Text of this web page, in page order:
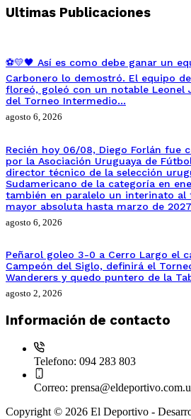
Ultimas Publicaciones
⚽💛🖤 Así es como debe ganar un
Carbonero lo demostró. El equipo
floreó, goleó con un notable Leonel
del Torneo Intermedio…
agosto 6, 2026
Recién hoy 06/08, Diego Forlán fue
por la Asociación Uruguaya de
director técnico de la selección
Sudamericano de la categoría en
también en paralelo un interinato al
mayor absoluta hasta marzo de 2027
agosto 6, 2026
Peñarol goleo 3-0 a Cerro Largo el
Campeón del Siglo, definirá el
Wanderers y quedo puntero de la
agosto 2, 2026
Información de contacto
Telefono: 094 283 803
Correo:
Copyright © 2026 El Deportivo -